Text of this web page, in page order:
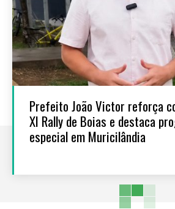
Prefeito João Victor reforça
XI Rally de Boias e destaca
especial em Muricilândia